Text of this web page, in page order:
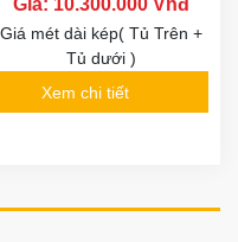
Giá: 10.300.000 Vnđ
Giá mét dài kép( Tủ Trên +
Tủ dưới )
Xem chi tiết